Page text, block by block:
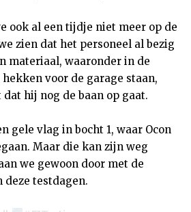
ook al een tijdje niet meer op de
zien dat het personeel al bezig
materiaal, waaronder in de
voor de garage staan,
hij nog de baan op gaat.
gele vlag in bocht 1, waar Ocon
Maar die kan zijn weg
we gewoon door met de
testdagen.